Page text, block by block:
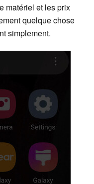
matériel et les prix
quelque chose
simplement.